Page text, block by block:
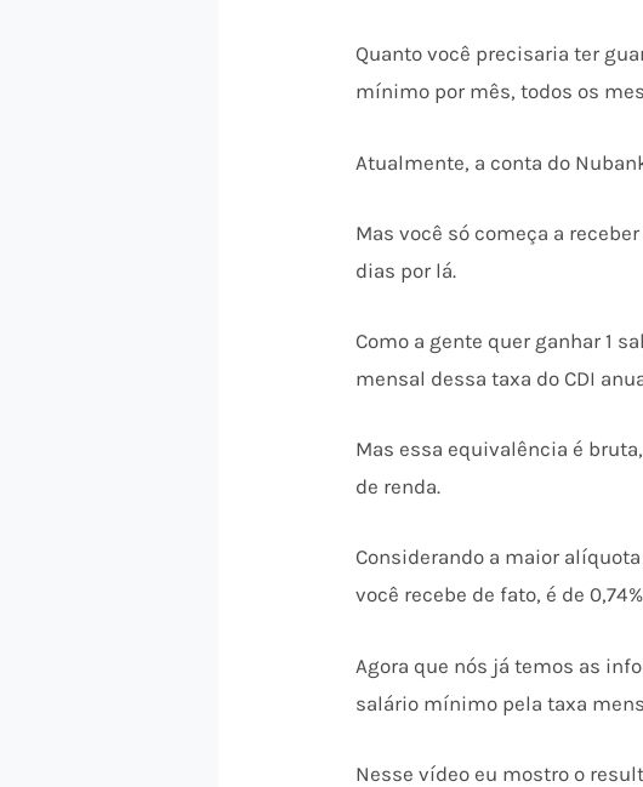
Quanto você precisaria ter
mínimo por mês, todos os
Atualmente, a conta do
Mas você só começa a
dias por lá.
Como a gente quer ganhar 1
mensal dessa taxa do CDI
Mas essa equivalência é
de renda.
Considerando a maior
você recebe de fato, é de
Agora que nós já temos as
salário mínimo pela taxa
Nesse vídeo eu mostro o